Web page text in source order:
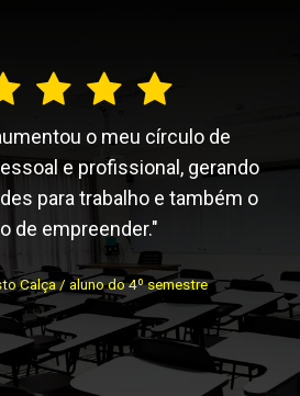
o meu círculo de
e profissional, gerando
para trabalho e também o
de empreender."
Calça / aluno do 4º semestre